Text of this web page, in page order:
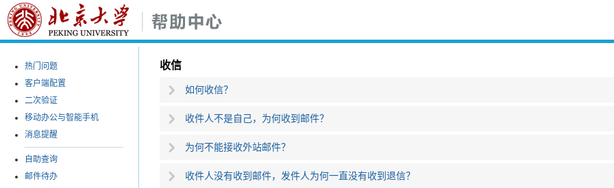
热门问题
客户端配置
二次验证
移动办公与智能手机
消息提醒
自助查询
邮件待办
收信
如何收信？
收件人不是自己，为何收到邮件？
为何不能接收外站邮件？
收件人没有收到邮件，发件人为何一直没有收到退信？